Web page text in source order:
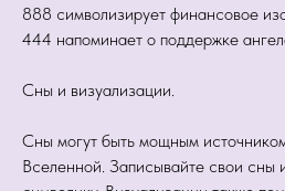
888 символизирует финансовое
444 напоминает о поддержке
Сны и визуализации.
Сны могут быть мощным
Вселенной. Записывайте свои сны